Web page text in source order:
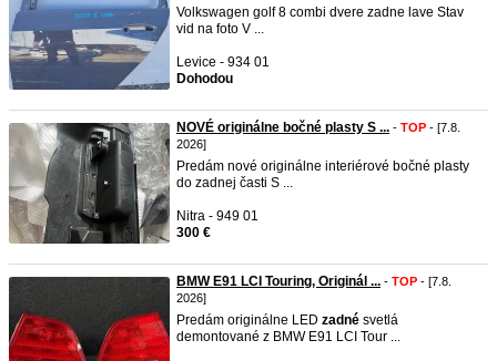
Volkswagen golf 8 combi dvere zadne lave Stav
vid na foto V ...
Levice - 934 01
Dohodou
NOVÉ originálne bočné plasty S ... - TOP - [7.8.
2026]
Predám nové originálne interiérové bočné plasty
do zadnej časti S ...
Nitra - 949 01
300 €
BMW E91 LCI Touring, Originál ... - TOP - [7.8.
2026]
Predám originálne LED zadné svetlá
demontované z BMW E91 LCI Tour ...